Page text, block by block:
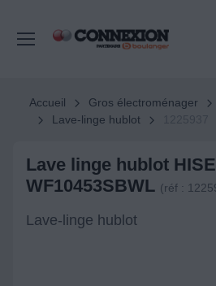
Accueil Gros électroménager
Lave-linge hublot
Lave linge hublot
WF10453SBWL (réf :
Lave-linge hublot